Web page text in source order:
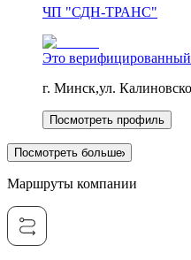
ЧП "СДН-ТРАНС"
Это
г. Минск,ул.
Посмотреть профиль
Посмотреть больше
Маршруты компании